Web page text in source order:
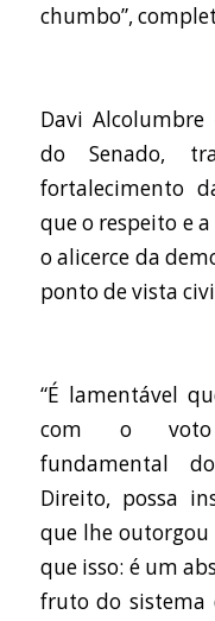
chumbo”,
Davi
do Senado,
fortalecimento
que o respeito e
o alicerce da
ponto de vista
“É lamentável
com o voto
fundamental
Direito, possa
que lhe
que isso: é um
fruto do sistema